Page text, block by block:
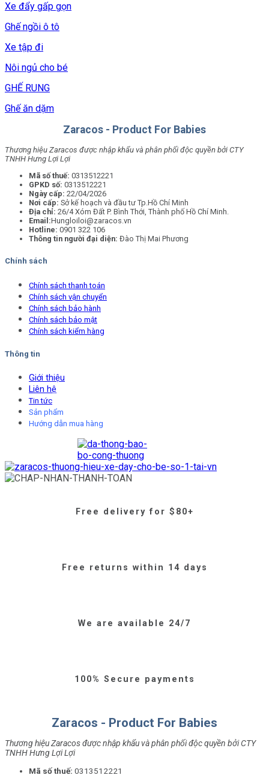
Xe đẩy gấp gọn
Ghế ngồi ô tô
Xe tập đi
Nôi ngủ cho bé
GHẾ RUNG
Ghế ăn dặm
Zaracos - Product For Babies
Thương hiệu Zaracos được nhập khẩu và phân phối độc quyền bởi CTY
TNHH Hưng Lợi Lợi
Mã số thuế: 0313512221
GPKD số: 0313512221
Ngày cấp: 22/04/2026
Nơi cấp: Sở kế hoạch và đầu tư Tp.Hồ Chí Minh
Địa chỉ: 26/4 Xóm Đất P. Bình Thới, Thành phố Hồ Chí Minh.
Email:Hungloiloi@zaracos.vn
Hotline: 0901 322 106
Thông tin người đại diện: Đào Thị Mai Phương
Chính sách
Chính sách thanh toán
Chính sách vận chuyển
Chính sách bảo hành
Chính sách bảo mật
Chính sách kiểm hàng
Thông tin
Giới thiệu
Liên hệ
Tin tức
Sản phẩm
Hướng dẫn mua hàng
Free delivery for $80+
Free returns within 14 days
We are available 24/7
100% Secure payments
Zaracos - Product For Babies
Thương hiệu Zaracos được nhập khẩu và phân phối độc quyền bởi CTY
TNHH Hưng Lợi Lợi
Mã số thuế: 0313512221